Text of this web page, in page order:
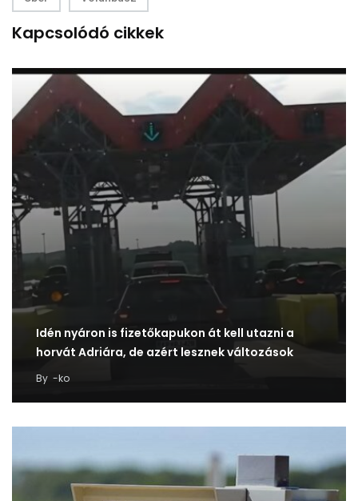
Kapcsolódó cikkek
Idén nyáron is fizetőkapukon át kell utazni a
horvát Adriára, de azért lesznek változások
By -ko